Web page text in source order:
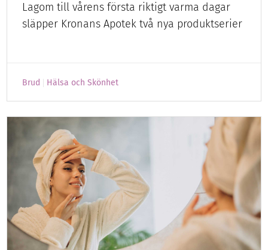
Lagom till vårens första riktigt varma dagar
släpper Kronans Apotek två nya produktserier
Brud Hälsa och Skönhet